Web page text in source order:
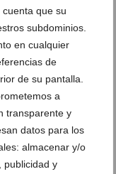
que su
subdominios.
en cualquier
de
de su pantalla.
a
transparente y
datos para los
almacenar y/o
publicidad y
revisar